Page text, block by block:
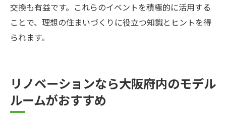
交換も有益です。これらのイベントを積極的に活用する
ことで、理想の住まいづくりに役立つ知識とヒントを得
られます。
リノベーションなら大阪府内のモデル
ルームがおすすめ